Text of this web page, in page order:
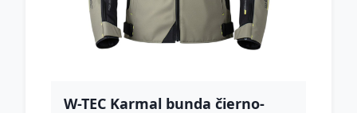
W-TEC Karmal bunda čierno-